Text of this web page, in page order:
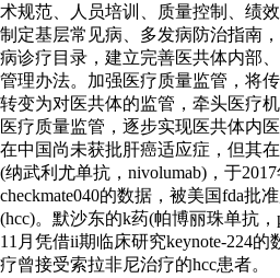
术规范、人员培训、质量控制、绩
制定基层常见病、多发病防治指南
病诊疗目录，建立完善医共体内部
管理办法。加强医疗质量监管，将
转变为对医共体的监管，牵头医疗
医疗质量监管，逐步实现医共体内
在中国尚未获批肝癌适应症，但其
(纳武利尤单抗，nivolumab)，于
checkmate040的数据，被美国fda批
(hcc)。默沙东的k药(帕博丽珠单抗，
11月凭借ii期临床研究keynote-224
疗曾接受索拉非尼治疗的hcc患者。